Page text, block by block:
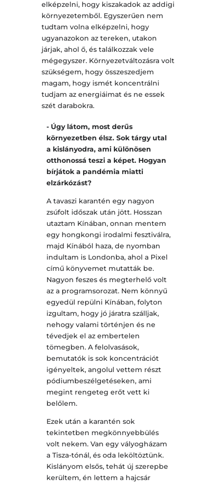
elképzelni, hogy kiszakadok az addigi
környezetemből. Egyszerűen nem
tudtam volna elképzelni, hogy
ugyanazokon az tereken, utakon
járjak, ahol ő, és találkozzak vele
mégegyszer. Környezetváltozásra volt
szükségem, hogy összeszedjem
magam, hogy ismét koncentrálni
tudjam az energiáimat és ne essek
szét darabokra.
- Úgy látom, most derűs
környezetben élsz. Sok tárgy utal
a kislányodra, ami különösen
otthonossá teszi a képet. Hogyan
bírjátok a pandémia miatti
elzárkózást?
A tavaszi karantén egy nagyon
zsúfolt időszak után jött. Hosszan
utaztam Kínában, onnan mentem
egy hongkongi irodalmi fesztiválra,
majd Kínából haza, de nyomban
indultam is Londonba, ahol a Pixel
című könyvemet mutatták be.
Nagyon feszes és megterhelő volt
az a programsorozat. Nem könnyű
egyedül repülni Kínában, folyton
izgultam, hogy jó járatra szálljak,
nehogy valami történjen és ne
tévedjek el az embertelen
tömegben. A felolvasások,
bemutatók is sok koncentrációt
igényeltek, angolul vettem részt
pódiumbeszélgetéseken, ami
megint rengeteg erőt vett ki
belőlem.
Ezek után a karantén sok
tekintetben megkönnyebbülés
volt nekem. Van egy vályogházam
a Tisza-tónál, és oda leköltöztünk.
Kislányom elsős, tehát új szerepbe
kerültem, én lettem a hajcsár